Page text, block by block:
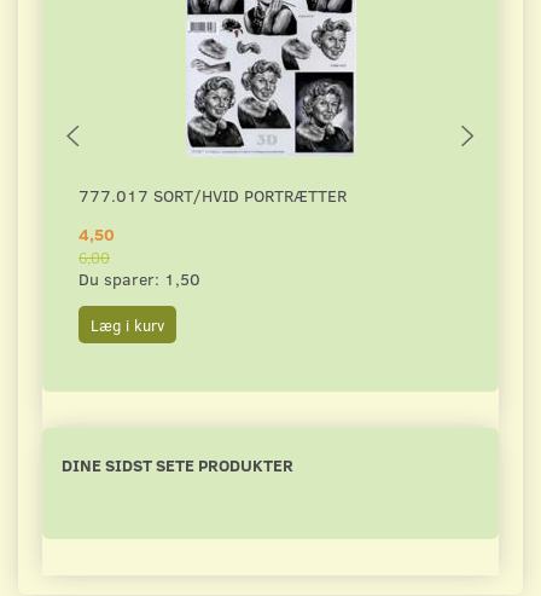
777.017 SORT/HVID PORTRÆTTER
4,50
6,00
Du sparer: 1,50
Læg i kurv
DINE SIDST SETE PRODUKTER